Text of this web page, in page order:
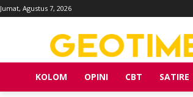
Jumat, Agustus 7, 2026
KOLOM OPINI CBT SATIRE